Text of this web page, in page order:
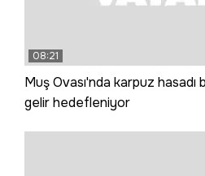
08:21
Muş Ovası'nda karpuz hasadı
gelir hedefleniyor